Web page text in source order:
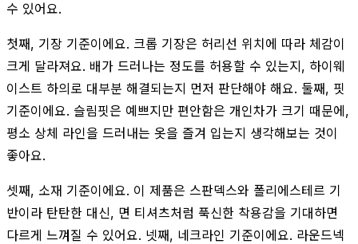
수 있어요.
첫째, 기장 기준이에요. 크롭 기장은 허리선 위치에 따라 체감이
크게 달라져요. 배가 드러나는 정도를 허용할 수 있는지, 하이웨
이스트 하의로 대부분 해결되는지 먼저 판단해야 해요. 둘째, 핏
기준이에요. 슬림핏은 예쁘지만 편안함은 개인차가 크기 때문에,
평소 상체 라인을 드러내는 옷을 즐겨 입는지 생각해보는 것이
좋아요.
셋째, 소재 기준이에요. 이 제품은 스판덱스와 폴리에스테르 기
반이라 탄탄한 대신, 면 티셔츠처럼 푹신한 착용감을 기대하면
다르게 느껴질 수 있어요. 넷째, 네크라인 기준이에요. 라운드넥